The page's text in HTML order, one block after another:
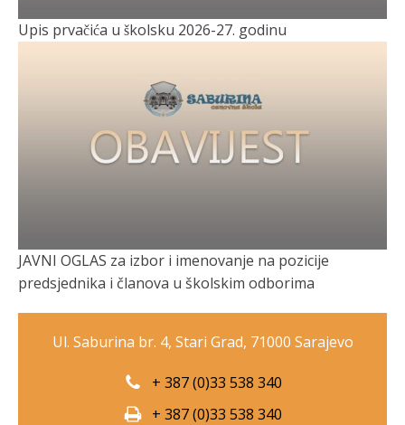
Upis prvačića u školsku 2026-27. godinu
JAVNI OGLAS za izbor i imenovanje na pozicije
predsjednika i članova u školskim odborima
Ul. Saburina br. 4, Stari Grad, 71000 Sarajevo
+ 387 (0)33 538 340
+ 387 (0)33 538 340